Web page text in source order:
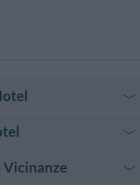
Laghi e uscire a Como Nord.
Vicinanze